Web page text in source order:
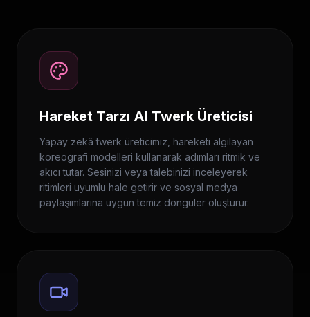
Hareket Tarzı AI Twerk Üreticisi
Yapay zekâ twerk üreticimiz, hareketi algılayan
koreografi modelleri kullanarak adımları ritmik ve
akıcı tutar. Sesinizi veya talebinizi inceleyerek
ritimleri uyumlu hale getirir ve sosyal medya
paylaşımlarına uygun temiz döngüler oluşturur.